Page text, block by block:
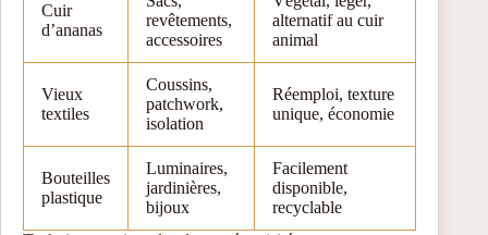
Cuir
d’ananas
revêtements,
accessoires
alternatif au cuir
animal
Vieux
textiles
Coussins,
patchwork,
isolation
Réemploi, texture
unique, économie
Bouteilles
plastique
Luminaires,
jardinières,
bijoux
Facilement
disponible,
recyclable